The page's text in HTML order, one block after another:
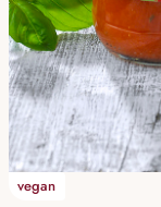
vegan